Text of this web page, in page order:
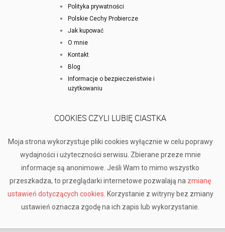
Polityka prywatności
Polskie Cechy Probiercze
Jak kupować
O mnie
Kontakt
Blog
Informacje o bezpieczeństwie i
użytkowaniu
COOKIES CZYLI LUBIĘ CIASTKA
Moja strona wykorzystuje pliki cookies wyłącznie w celu poprawy
wydajności i użyteczności serwisu. Zbierane przeze mnie
informacje są anonimowe. Jeśli Wam to mimo wszystko
przeszkadza, to przeglądarki internetowe pozwalają na zmianę
ustawień dotyczących cookies . Korzystanie z witryny bez zmiany
ustawień oznacza zgodę na ich zapis lub wykorzystanie.